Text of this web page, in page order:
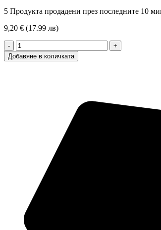
5 Продукта продадени през последните 10
9,20 € (17.99 лв)
количество
за
Пелени
Добавяне в количката